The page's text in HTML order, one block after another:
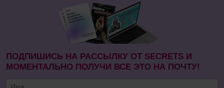
ПОДПИШИСЬ НА РАССЫЛКУ ОТ SECRETS И
МОМЕНТАЛЬНО ПОЛУЧИ ВСЕ ЭТО НА ПОЧТУ!